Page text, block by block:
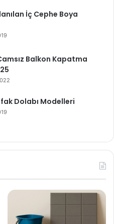
İç Cephe Boya
Balkon Kapatma
Dolabı Modelleri